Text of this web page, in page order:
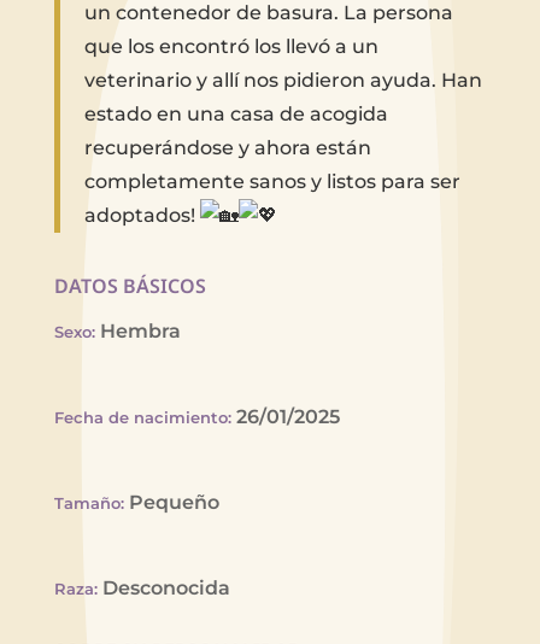
un contenedor de basura. La persona
que los encontró los llevó a un
veterinario y allí nos pidieron ayuda. Han
estado en una casa de acogida
recuperándose y ahora están
completamente sanos y listos para ser
adoptados!
DATOS BÁSICOS
Sexo: Hembra
Fecha de nacimiento: 26/01/2025
Tamaño: Pequeño
Raza: Desconocida